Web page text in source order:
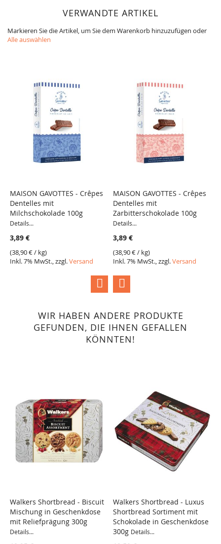
VERWANDTE ARTIKEL
Markieren Sie die Artikel, um Sie dem Warenkorb hinzuzufügen oder
Alle auswählen
VERGLEICH
MAISON GAVOTTES - Crêpes
Dentelles mit
Milchschokolade 100g
Details...
3,89 €
(38,90 €/ kg)
Inkl. 7% MwSt., zzgl.Versand
VERGLEICH
MAISON GAVOTTES - Crêpes
Dentelles mit
Zarbitterschokolade 100g
Details...
3,89 €
(38,90 €/ kg)
Inkl. 7% MwSt., zzgl.Versand
WIR HABEN ANDERE PRODUKTE
GEFUNDEN, DIE IHNEN GEFALLEN
KÖNNTEN!
Walkers Shortbread - Biscuit
Mischung in Geschenkdose
mit Reliefprägung 300g
Details...
Walkers Shortbread - Luxus
Shortbread Sortiment mit
Schokolade in Geschenkdose
300g Details...